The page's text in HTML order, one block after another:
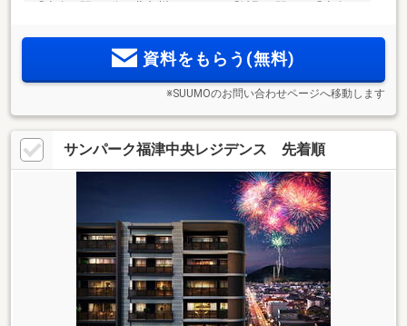
野徒歩6分など、商業施設も充実。陽光溢れる3LDK・4LDKの
資料をもらう(無料)
※SUUMOのお問い合わせページへ移動します
サンパーク福津中央レジデンス 先着順